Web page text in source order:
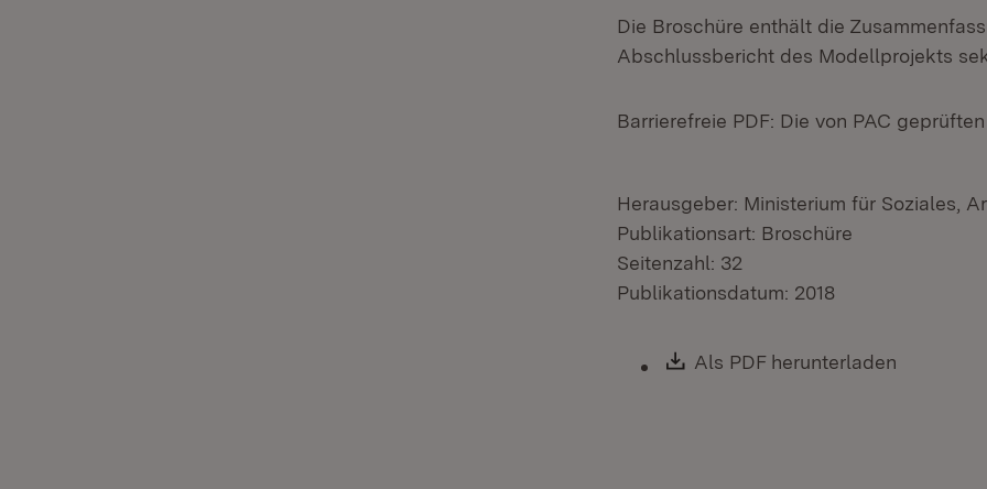
Die Broschüre enthält die
Abschlussbericht des Modellprojekts
Barrierefreie PDF: Die von PAC
Herausgeber: Ministerium für Soziales,
Publikationsart: Broschüre
Seitenzahl: 32
Publikationsdatum: 2018
Download:
Als PDF herunterladen